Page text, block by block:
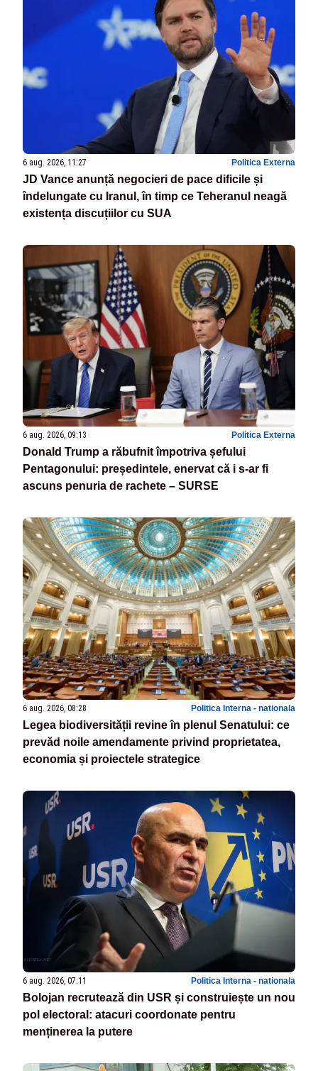
6 aug. 2026, 11:27 Politica Externa
JD Vance anunță negocieri de pace dificile și
îndelungate cu Iranul, în timp ce Teheranul neagă
existența discuțiilor cu SUA
6 aug. 2026, 09:13 Politica Externa
Donald Trump a răbufnit împotriva șefului
Pentagonului: președintele, enervat că i s-ar fi
ascuns penuria de rachete – SURSE
6 aug. 2026, 08:28 Politica Interna - nationala
Legea biodiversității revine în plenul Senatului: ce
prevăd noile amendamente privind proprietatea,
economia și proiectele strategice
6 aug. 2026, 07:11 Politica Interna - nationala
Bolojan recrutează din USR și construiește un nou
pol electoral: atacuri coordonate pentru
menținerea la putere